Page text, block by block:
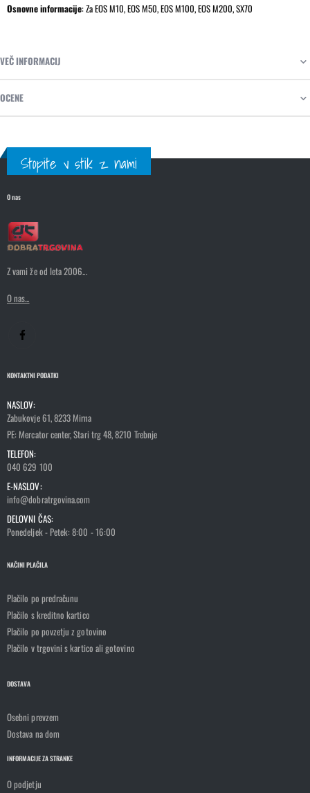
Osnovne informacije:Za EOS M10, EOS M50, EOS M100, EOS M200, SX70
VEČ INFORMACIJ
OCENE
Stopite v stik z nami
O nas
Z vami že od leta 2006...
O nas...
KONTAKTNI PODATKI
NASLOV:
Zabukovje 61, 8233 Mirna
PE: Mercator center, Stari trg 48, 8210 Trebnje
TELEFON:
040 629 100
E-NASLOV:
info@dobratrgovina.com
DELOVNI ČAS:
Ponedeljek - Petek: 8:00 - 16:00
NAČINI PLAČILA
Plačilo po predračunu
Plačilo s kreditno kartico
Plačilo po povzetju z gotovino
Plačilo v trgovini s kartico ali gotovino
DOSTAVA
Osebni prevzem
Dostava na dom
INFORMACIJE ZA STRANKE
O podjetju